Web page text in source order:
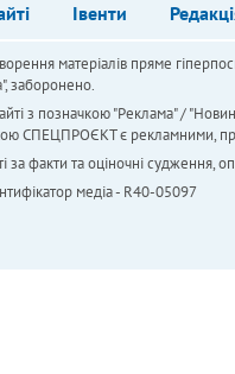
Івенти
матеріалів пряме
заборонено.
з позначкою "Реклама" /
СПЕЦПРОЄКТ є рекламними,
за факти та оціночні
медіа - R40-05097